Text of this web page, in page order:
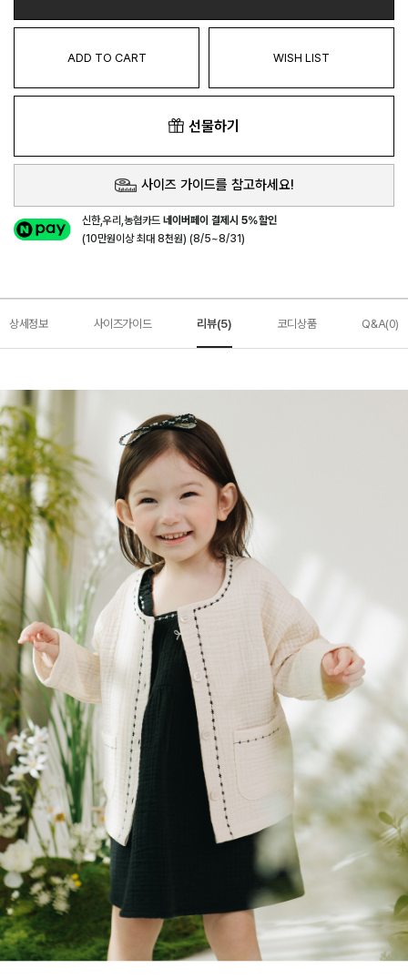
ADD TO CART WISH LIST
선물하기
사이즈 가이드를 참고하세요!
신한,우리,농협카드네이버페이 결제시 5%할인
(10만원이상 최대 8천원) (8/5~8/31)
상세정보 사이즈가이드 리뷰(5) 코디상품 Q&A(0)